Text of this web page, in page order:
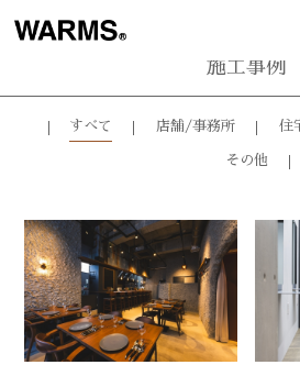
施工事例
すべて 店舗/事務所 住
その他